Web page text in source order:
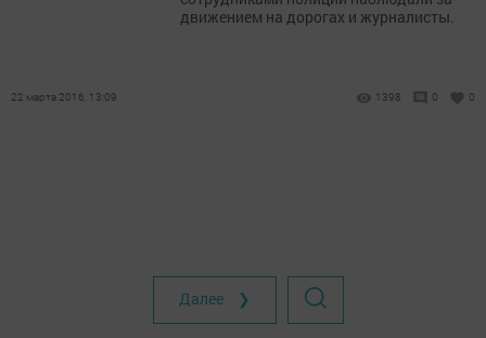
движением на дорогах и журналисты.
22 марта 2016, 13:09 1398 0 0
Далее ❯